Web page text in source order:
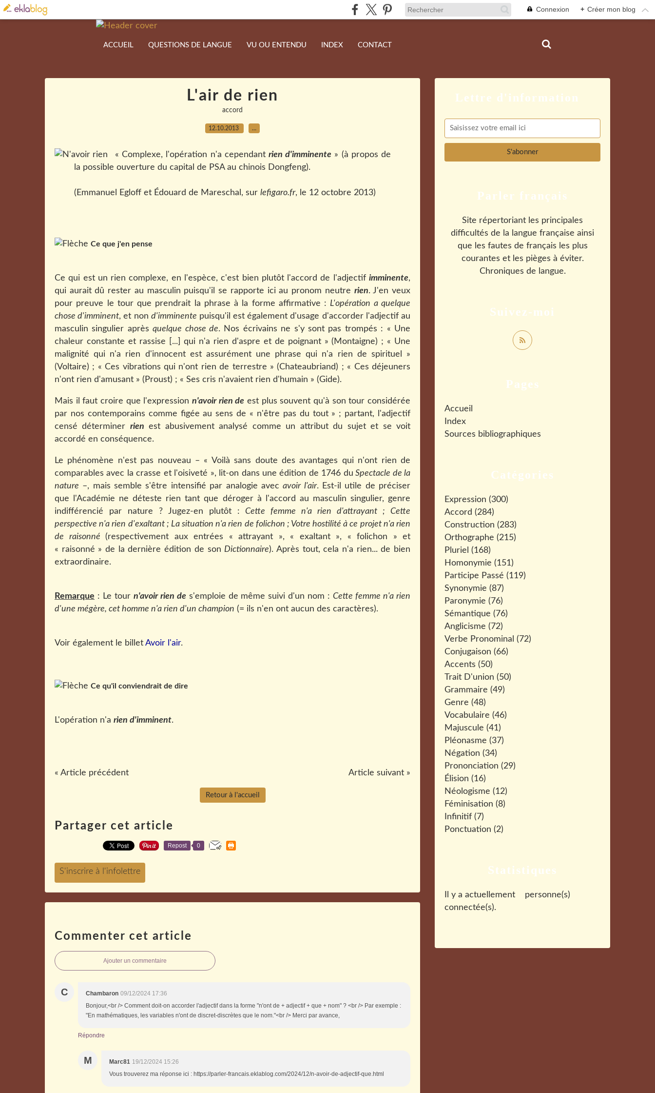
Connexion + Créer mon blog
ACCUEIL QUESTIONS DE LANGUE VU OU ENTENDU INDEX CONTACT
L'air de rien
accord
12.10.2013 …
« Complexe, l'opération n'a cependant rien d'imminente » (à propos de
la possible ouverture du capital de PSA au chinois Dongfeng).
(Emmanuel Egloff et Édouard de Mareschal, sur lefigaro.fr, le 12 octobre 2013)
Ce que j'en pense
Ce qui est un rien complexe, en l'espèce, c'est bien plutôt l'accord de l'adjectif imminente,
qui aurait dû rester au masculin puisqu'il se rapporte ici au pronom neutre rien. J'en veux
pour preuve le tour que prendrait la phrase à la forme affirmative : L'opération a quelque
chose d'imminent, et non d'imminente puisqu'il est également d'usage d'accorder l'adjectif au
masculin singulier aprèsquelque chose de. Nos écrivains ne s'y sont pas trompés : « Une
chaleur constante et rassise [...] qui n'a rien d'aspre et de poignant » (Montaigne) ; « Une
malignité qui n'a rien d'innocent est assurément une phrase qui n'a rien de spirituel »
(Voltaire) ; « Ces vibrations qui n'ont rien de terrestre » (Chateaubriand) ; « Ces déjeuners
n'ont rien d'amusant » (Proust) ; « Ses cris n'avaient rien d'humain » (Gide).
Mais il faut croire que l'expression n'avoir rien de est plus souvent qu'à son tour considérée
par nos contemporains comme figée au sens de « n'être pas du tout » ; partant, l'adjectif
censé déterminer rien est abusivement analysé comme un attribut du sujet et se voit
accordé en conséquence.
Le phénomène n'est pas nouveau – « Voilà sans doute des avantages qui n'ont rien de
comparables avec la crasse et l'oisiveté », lit-on dans une édition de 1746 du Spectacle de la
nature –, mais semble s'être intensifié par analogie avecavoir l'air. Est-il utile de préciser
que l'Académie ne déteste rien tant que déroger à l'accord au masculin singulier, genre
indifférencié par nature ? Jugez-en plutôt : Cette femme n'a rien d'attrayant ; Cette
perspective n'a rien d'exaltant ; La situation n'a rien de folichon ; Votre hostilité à ce projet n'a rien
de raisonné (respectivement aux entrées « attrayant », « exaltant », « folichon » et
« raisonné » de la dernière édition de son Dictionnaire). Après tout, cela n'a rien... de bien
extraordinaire.
Remarque : Le tour n'avoir rien des'emploie de même suivi d'un nom : Cette femme n'a rien
d'une mégère, cet homme n'a rien d'un champion (= ils n'en ont aucun des caractères).
Voir également le billet Avoir l'air.
Ce qu'il conviendrait de dire
L'opération n'a rien d'imminent.
« Article précédent Article suivant »
Retour à l'accueil
Partager cet article
Repost 0
Commenter cet article
Ajouter un commentaire
C Chambaron 09/12/2024 17:36
Bonjour,<br /> Comment doit-on accorder l'adjectif dans la forme "n'ont de + adjectif + que + nom" ? <br /> Par exemple :
"En mathématiques, les variables n'ont de discret-discrètes que le nom."<br /> Merci par avance,
Répondre
M Marc81 19/12/2024 15:26
Vous trouverez ma réponse ici : https://parler-francais.eklablog.com/2024/12/n-avoir-de-adjectif-que.html
Catégories
Expression (300)
Accord (284)
Construction (283)
Orthographe (215)
Pluriel (168)
Homonymie (151)
Participe Passé (119)
Synonymie (87)
Paronymie (76)
Sémantique (76)
Anglicisme (72)
Verbe Pronominal (72)
Conjugaison (66)
Accents (50)
Trait D'union (50)
Grammaire (49)
Genre (48)
Vocabulaire (46)
Majuscule (41)
Pléonasme (37)
Négation (34)
Prononciation (29)
Élision (16)
Néologisme (12)
Féminisation (8)
Infinitif (7)
Ponctuation (2)
Pages
Accueil
Index
Sources bibliographiques
Suivez-moi
Parler français
Site répertoriant les principales
difficultés de la langue française ainsi
que les fautes de français les plus
courantes et les pièges à éviter.
Chroniques de langue.
Statistiques
Il y a actuellement
personne(s)
connectée(s).